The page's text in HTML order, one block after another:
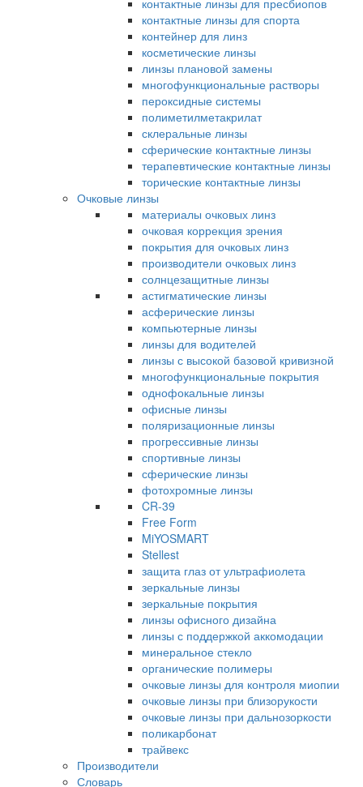
контактные линзы для пресбиопов
контактные линзы для спорта
контейнер для линз
косметические линзы
линзы плановой замены
многофункциональные растворы
пероксидные системы
полиметилметакрилат
склеральные линзы
сферические контактные линзы
терапевтические контактные линзы
торические контактные линзы
Очковые линзы
материалы очковых линз
очковая коррекция зрения
покрытия для очковых линз
производители очковых линз
солнцезащитные линзы
астигматические линзы
асферические линзы
компьютерные линзы
линзы для водителей
линзы с высокой базовой кривизной
многофункциональные покрытия
однофокальные линзы
офисные линзы
поляризационные линзы
прогрессивные линзы
спортивные линзы
сферические линзы
фотохромные линзы
CR-39
Free Form
MiYOSMART
Stellest
защита глаз от ультрафиолета
зеркальные линзы
зеркальные покрытия
линзы офисного дизайна
линзы с поддержкой аккомодации
минеральное стекло
органические полимеры
очковые линзы для контроля миопии
очковые линзы при близорукости
очковые линзы при дальнозоркости
поликарбонат
трайвекс
Производители
Словарь